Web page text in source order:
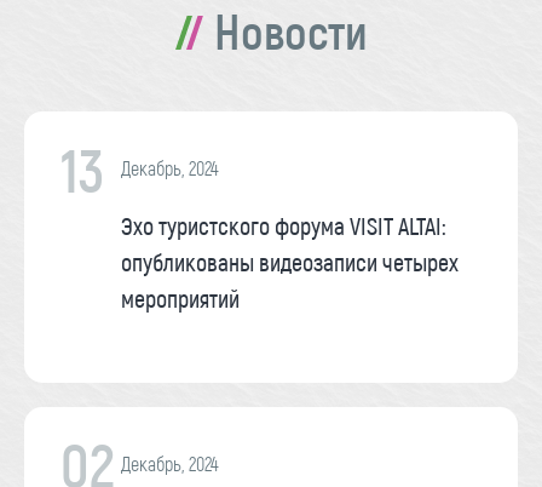
Новости
13 Декабрь, 2024
Эхо туристского форума VISIT ALTAI:
опубликованы видеозаписи четырех
мероприятий
02 Декабрь, 2024